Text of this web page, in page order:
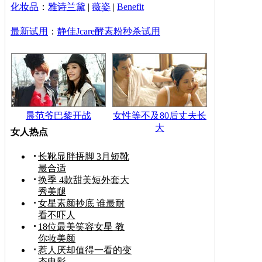
化妆品 ： 雅诗兰黛 | 薇姿 | Benefit
最新试用 ： 静佳Jcare酵素粉秒杀试用
晨范爷巴黎开战
女性等不及80后丈夫长
大
女人热点
长靴显胖捂脚 3月短靴
最合适
换季 4款甜美短外套大
秀美腿
女星素颜抄底 谁最耐
看不吓人
18位最美笑容女星 教
你妆美颜
惹人厌却值得一看的变